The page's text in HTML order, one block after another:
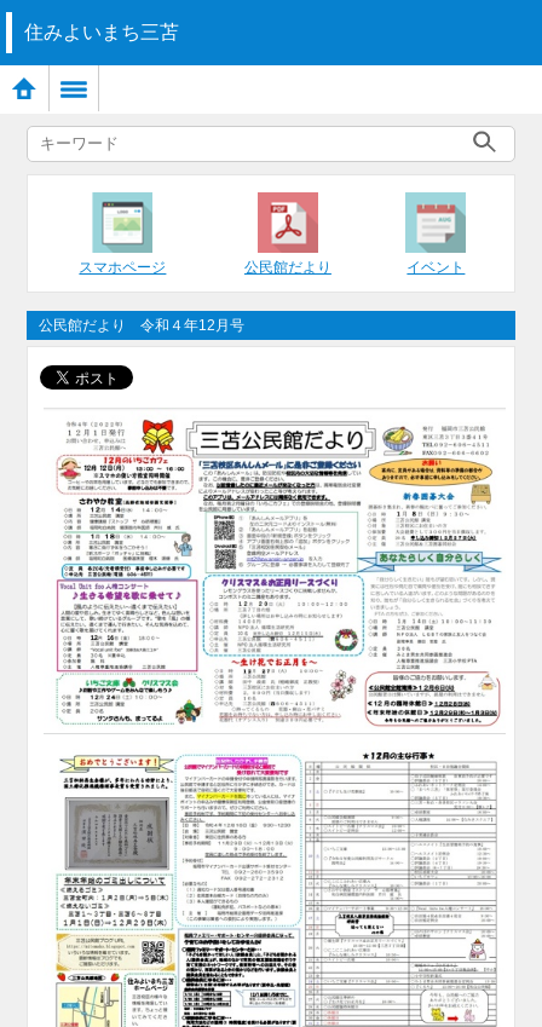
住みよいまち三苫
スマホページ 公民館だより イベント
公民館だより 令和４年12月号